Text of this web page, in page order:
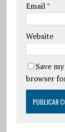
Email*
Website
Save
browser